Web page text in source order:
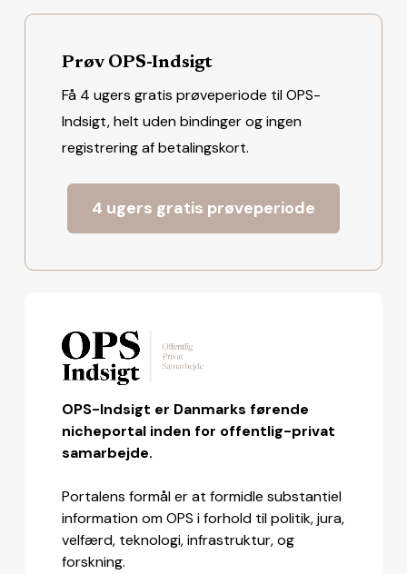
Prøv OPS-Indsigt
Få 4 ugers gratis prøveperiode til OPS-
Indsigt, helt uden bindinger og ingen
registrering af betalingskort.
4 ugers gratis prøveperiode
OPS-Indsigt er Danmarks førende
nicheportal inden for offentlig-privat
samarbejde.
Portalens formål er at formidle substantiel
information om OPS i forhold til politik, jura,
velfærd, teknologi, infrastruktur, og
forskning.